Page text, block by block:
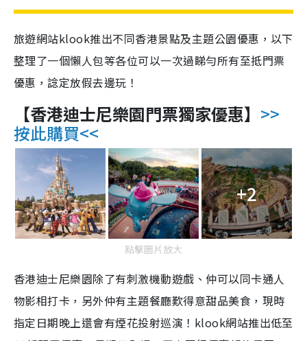
旅遊網站klook推出不同香港景點及主題公園優惠，以下
整理了一個懶人包等各位可以一次過睇勻所有至抵門票
優惠，諗定放假去邊玩！
【香港迪士尼樂園門票獨家優惠】 >>
按此購買<<
+2
點擊圖片放大
香港迪士尼樂園除了有刺激機動遊戲、仲可以同卡通人
物影相打卡，另外仲有主題餐廳歎得意甜品美食，現時
指定日期晚上還會有煙花投射巡演！klook網站推出低至